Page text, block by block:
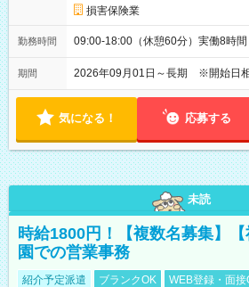
損害保険業
勤務時間 09:00-18:00（休憩60分）実働8時間
期間 2026年09月01日～長期 ※開始日
気になる！ 応募する
未読
時給1800円！【複数名募集】
園での営業事務
紹介予定派遣 ブランクOK WEB登録・面接